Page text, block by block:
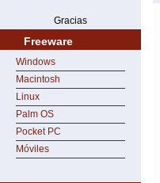
Gracias
Freeware
Windows
Macintosh
Linux
Palm OS
Pocket PC
Móviles